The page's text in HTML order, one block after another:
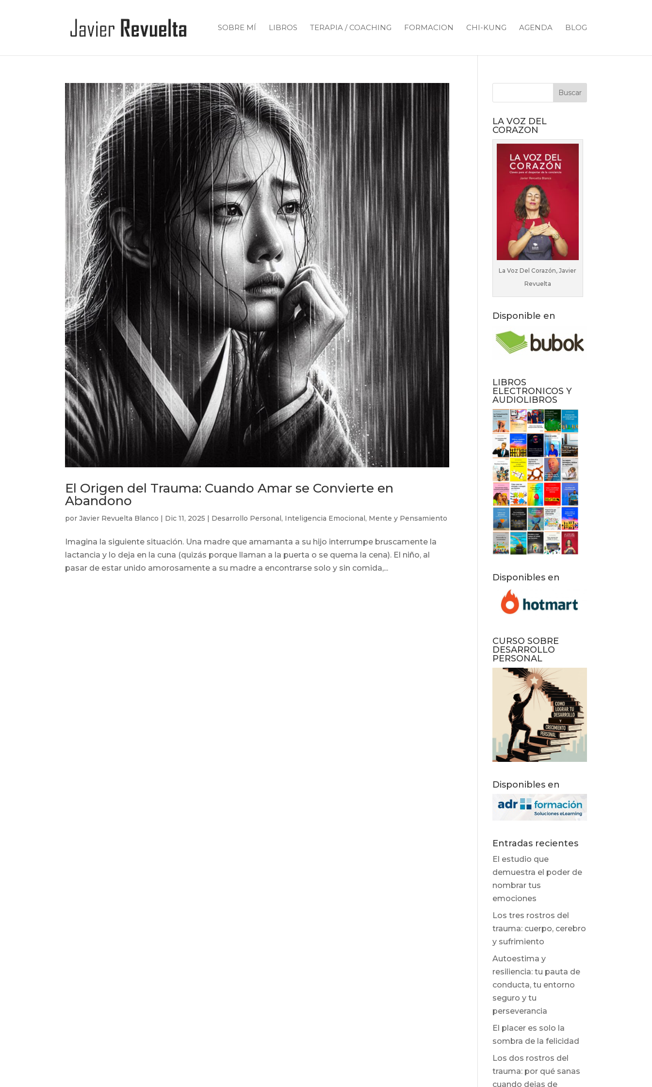
SOBRE MÍ LIBROS TERAPIA / COACHING FORMACION CHI-KUNG AGENDA BLOG
El Origen del Trauma: Cuando Amar se Convierte en
Abandono
porJavier Revuelta Blanco | Dic 11, 2025 | Desarrollo Personal, Inteligencia Emocional, Mente y Pensamiento
Imagina la siguiente situación. Una madre que amamanta a su hijo interrumpe bruscamente la
lactancia y lo deja en la cuna (quizás porque llaman a la puerta o se quema la cena). El niño, al
pasar de estar unido amorosamente a su madre a encontrarse solo y sin comida,...
LA VOZ DEL
CORAZON
La Voz Del Corazón, Javier
Revuelta
Disponible en
LIBROS
ELECTRONICOS Y
AUDIOLIBROS
Disponibles en
CURSO SOBRE
DESARROLLO
PERSONAL
Disponibles en
Entradas recientes
El estudio que
demuestra el poder de
nombrar tus
emociones
Los tres rostros del
trauma: cuerpo, cerebro
y sufrimiento
Autoestima y
resiliencia: tu pauta de
conducta, tu entorno
seguro y tu
perseverancia
El placer es solo la
sombra de la felicidad
Los dos rostros del
trauma: por qué sanas
cuando dejas de